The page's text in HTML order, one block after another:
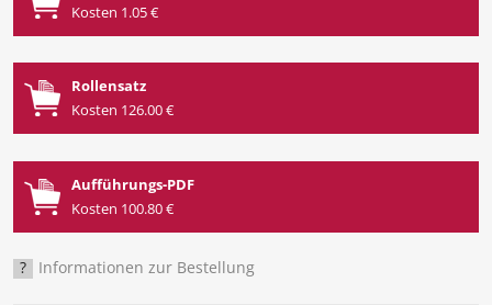
Kosten 1.05 €
Rollensatz
Kosten 126.00 €
Aufführungs-PDF
Kosten 100.80 €
? Informationen zur Bestellung